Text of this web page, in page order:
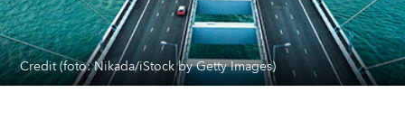
Credit (foto: Nikada/iStock by Getty Images)